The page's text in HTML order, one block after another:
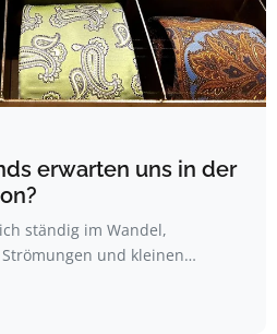
erwarten uns in der
ständig im Wandel,
und kleinen…